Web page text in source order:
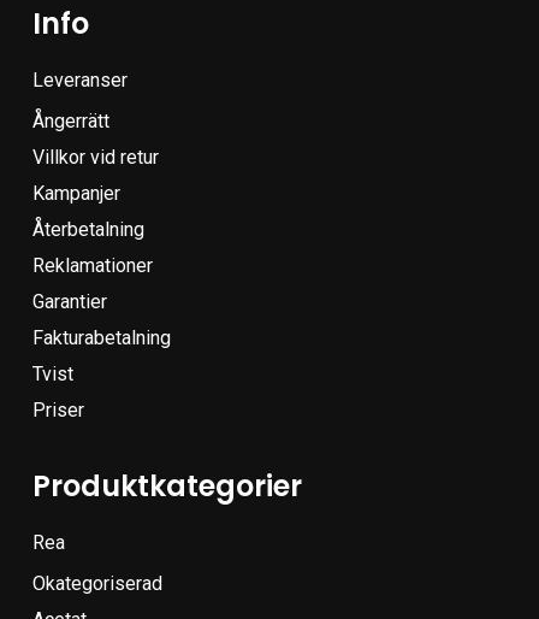
Info
Leveranser
Ångerrätt
Villkor vid retur
Kampanjer
Återbetalning
Reklamationer
Garantier
Fakturabetalning
Tvist
Priser
Produktkategorier
Rea
Okategoriserad